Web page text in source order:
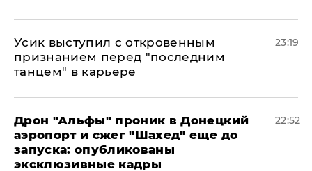
Усик выступил с откровенным
признанием перед "последним
танцем" в карьере
23:19
Дрон "Альфы" проник в Донецкий
аэропорт и сжег "Шахед" еще до
запуска: опубликованы
эксклюзивные кадры
22:52